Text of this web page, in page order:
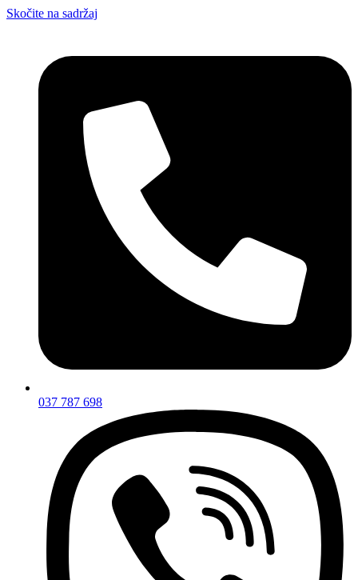
Skočite na sadržaj
037 787 698